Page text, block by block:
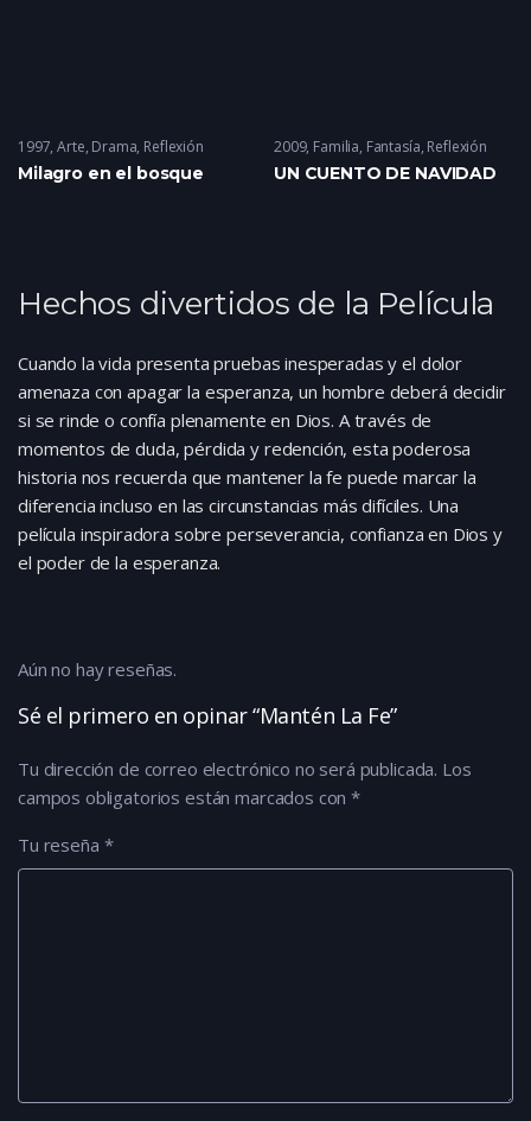
1997 Arte, Drama, Reflexión
Milagro en el bosque
2009 Familia, Fantasía, Reflexión
UN CUENTO DE NAVIDAD
Hechos divertidos de la Película
Cuando la vida presenta pruebas inesperadas y el dolor
amenaza con apagar la esperanza, un hombre deberá decidir
si se rinde o confía plenamente en Dios. A través de
momentos de duda, pérdida y redención, esta poderosa
historia nos recuerda que mantener la fe puede marcar la
diferencia incluso en las circunstancias más difíciles. Una
película inspiradora sobre perseverancia, confianza en Dios y
el poder de la esperanza.
Sé el primero en opinar “Mantén La Fe”
Tu dirección de correo electrónico no será publicada. Los
campos obligatorios están marcados con*
Tu reseña *
Aún no hay reseñas.